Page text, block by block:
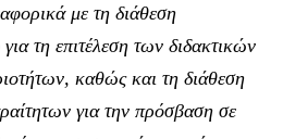
με τη διάθεση
τη επιτέλεση των διδακτικών
καθώς και τη διάθεση
για την πρόσβαση σε